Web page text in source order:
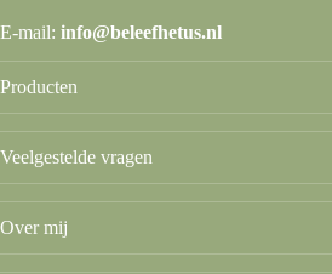
E-mail: info@beleefhetus.nl
Producten
Veelgestelde vragen
Over mij